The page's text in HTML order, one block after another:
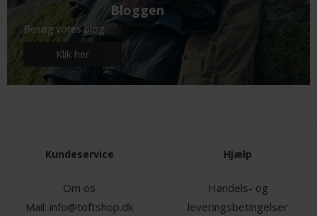
Bloggen
Besøg vores blog
Klik her
Kundeservice
Om os
Mail: info@toftshop.dk
Hjælp
Handels- og
leveringsbetingelser